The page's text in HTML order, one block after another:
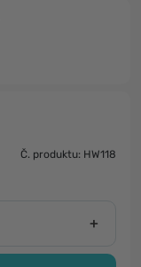
Č. produktu: HW118
+